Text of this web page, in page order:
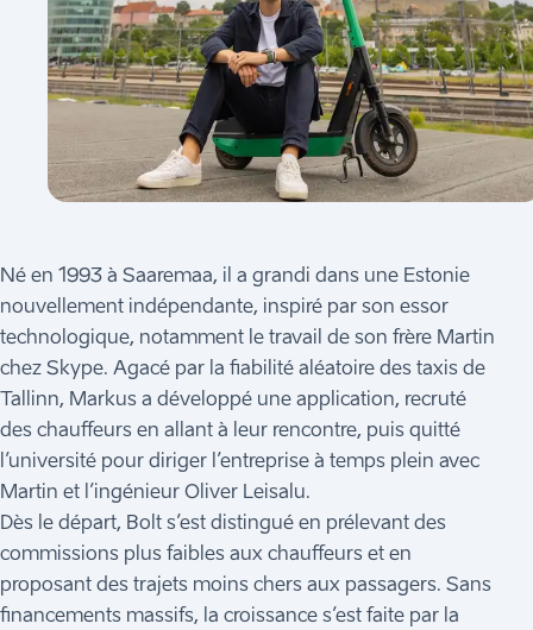
Né en 1993 à Saaremaa, il a grandi dans une Estonie
nouvellement indépendante, inspiré par son essor
technologique, notamment le travail de son frère Martin
chez Skype. Agacé par la fiabilité aléatoire des taxis de
Tallinn, Markus a développé une application, recruté
des chauffeurs en allant à leur rencontre, puis quitté
l’université pour diriger l’entreprise à temps plein avec
Martin et l’ingénieur Oliver Leisalu.
Dès le départ, Bolt s’est distingué en prélevant des
commissions plus faibles aux chauffeurs et en
proposant des trajets moins chers aux passagers. Sans
financements massifs, la croissance s’est faite par la